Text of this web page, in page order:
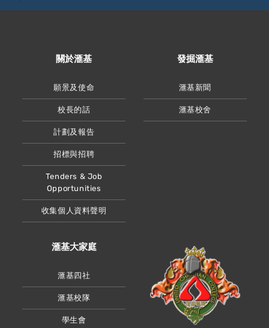
關於滙基
願景及使命
校長的話
計劃及報告
招標與招聘
Tenders & Job
Opportunities
收集個人資料聲明
發掘滙基
滙基新聞
滙基校舍
滙基大家庭
滙基四社
滙基校隊
學生會